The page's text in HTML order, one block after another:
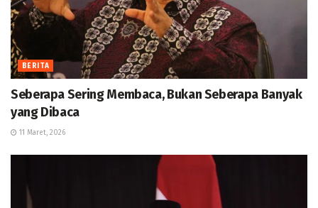
BERITA
Seberapa Sering Membaca, Bukan Seberapa Banyak
yang Dibaca
11 Maret, 2026